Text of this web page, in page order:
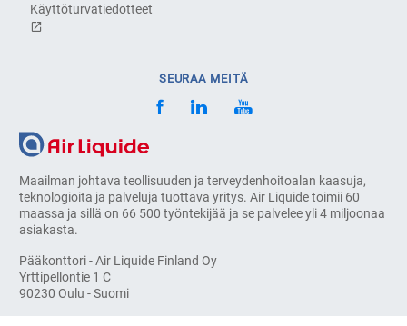
Maailman johtava teollisuuden ja terveydenhoitoalan kaasuja,
teknologioita ja palveluja tuottava yritys. Air Liquide toimii 60
maassa ja sillä on 66 500 työntekijää ja se palvelee yli 4 miljoonaa
asiakasta.
Pääkonttori - Air Liquide Finland Oy
Yrttipellontie 1 C
90230 Oulu - Suomi
Käyttöturvatiedotteet
SEURAA MEITÄ